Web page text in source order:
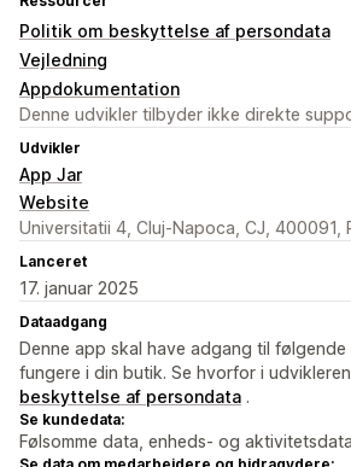
Politik om beskyttelse af persondata
Vejledning
Appdokumentation
Denne udvikler tilbyder ikke direkte
Udvikler
App Jar
Website
Universitatii 4, Cluj-Napoca, CJ, 400091,
Lanceret
17. januar 2025
Dataadgang
Denne app skal have adgang til
fungere i din butik. Se hvorfor i
beskyttelse af persondata .
Se kundedata:
Følsomme data, enheds- og aktivitetsdata